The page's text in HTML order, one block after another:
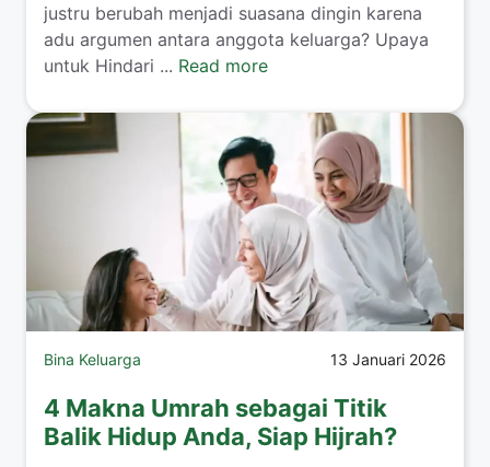
justru berubah menjadi suasana dingin karena
adu argumen antara anggota keluarga? Upaya
untuk Hindari ... Read more
Bina Keluarga 13 Januari 2026
4 Makna Umrah sebagai Titik
Balik Hidup Anda, Siap Hijrah?